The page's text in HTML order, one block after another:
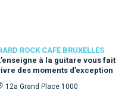
ROCK CAFE BRUXELLES
à la guitare vous fait
des moments d’exception
12a Grand Place 1000